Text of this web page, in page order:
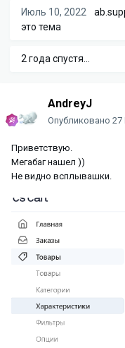
Июль 10, 2022
это тема
2 года спустя...
AndreyJ
Опубликовано 27
Приветствую.
Мегабаг нашел ))
Не видно всплывашки.